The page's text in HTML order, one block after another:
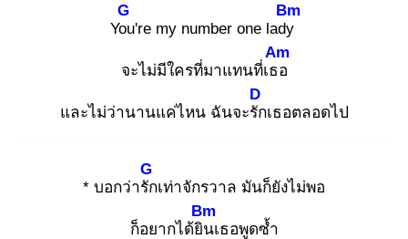
You
G
're my number one lady
Bm
จะไม่มีใครที่มาแทนที่เธอ
Am
และไม่ว่านานแค่ไหน ฉันจะรัก
D
เธอตลอดไป
* บอกว่ารัก
G
เท่าจักรวาล มันก็ยังไม่พอ
ก็อยากได้ยิน
Bm
เธอพูดซ้ำ